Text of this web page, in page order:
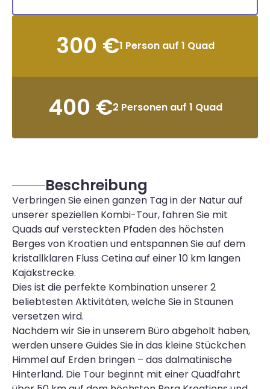
300 €1 Person auf 1 Quad
400 €2 Personen auf 1 Quad
Beschreibung
Verbringen Sie einen ganzen Tag in der Natur auf
unserer speziellen Kombi-Tour, fahren Sie mit
Quads auf versteckten Pfaden des höchsten
Berges von Kroatien und entspannen Sie auf dem
kristallklaren Fluss Cetina auf einer 10 km langen
Kajakstrecke.
Dies ist die perfekte Kombination unserer 2
beliebtesten Aktivitäten, welche Sie in Staunen
versetzen wird.
Nachdem wir Sie in unserem Büro abgeholt haben,
werden unsere Guides Sie in das kleine Stückchen
Himmel auf Erden bringen – das dalmatinische
Hinterland. Die Tour beginnt mit einer Quadfahrt